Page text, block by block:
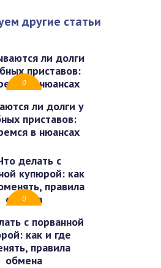
другие статьи
0
ли долги у
приставов:
в нюансах
0
с порванной
как и где
правила
обмена